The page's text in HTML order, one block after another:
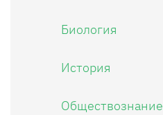
Биология
История
Обществознание